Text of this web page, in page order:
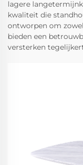
lagere
kwaliteit die
ontworpen om
bieden een
versterken